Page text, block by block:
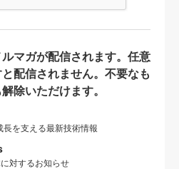
マガが配信されます。任意
配信されません。不要なも
除いただけます。
を支える最新技術情報
対するお知らせ